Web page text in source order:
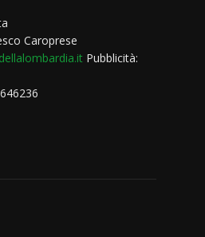
Caroprese
Pubblicità: